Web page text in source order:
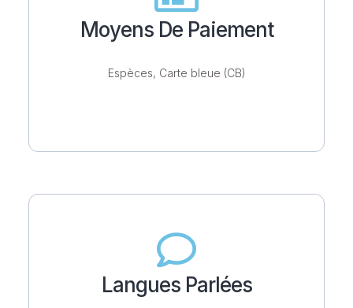
Moyens De Paiement
Espèces, Carte bleue (CB)
Langues Parlées